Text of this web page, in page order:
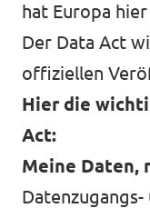
hat Europa
Der Data Act
offiziellen
Hier die
Act:
Meine Daten,